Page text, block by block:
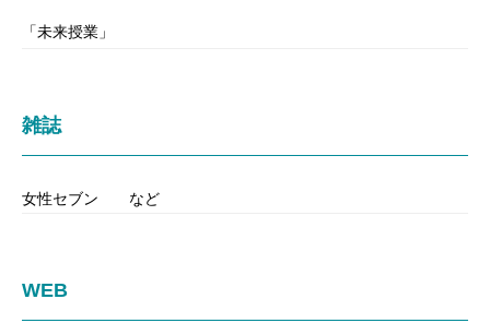
「未来授業」
雑誌
女性セブン など
WEB